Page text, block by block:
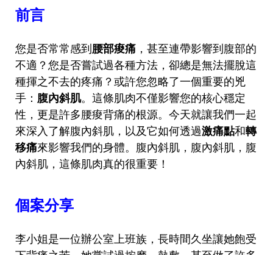
前言
您是否常常感到 腰部痠痛 ，甚至連帶影響到腹部的
不適？您是否嘗試過各種方法，卻總是無法擺脫這
種揮之不去的疼痛？或許您忽略了一個重要的兇
手： 腹內斜肌。這條肌肉不僅影響您的核心穩定
性，更是許多腰痠背痛的根源。今天就讓我們一起
來深入了解腹內斜肌，以及它如何透過激痛點和轉
移痛來影響我們的身體。腹內斜肌，腹內斜肌，腹
內斜肌，這條肌肉真的很重要！
個案分享
李小姐是一位辦公室上班族，長時間久坐讓她飽受